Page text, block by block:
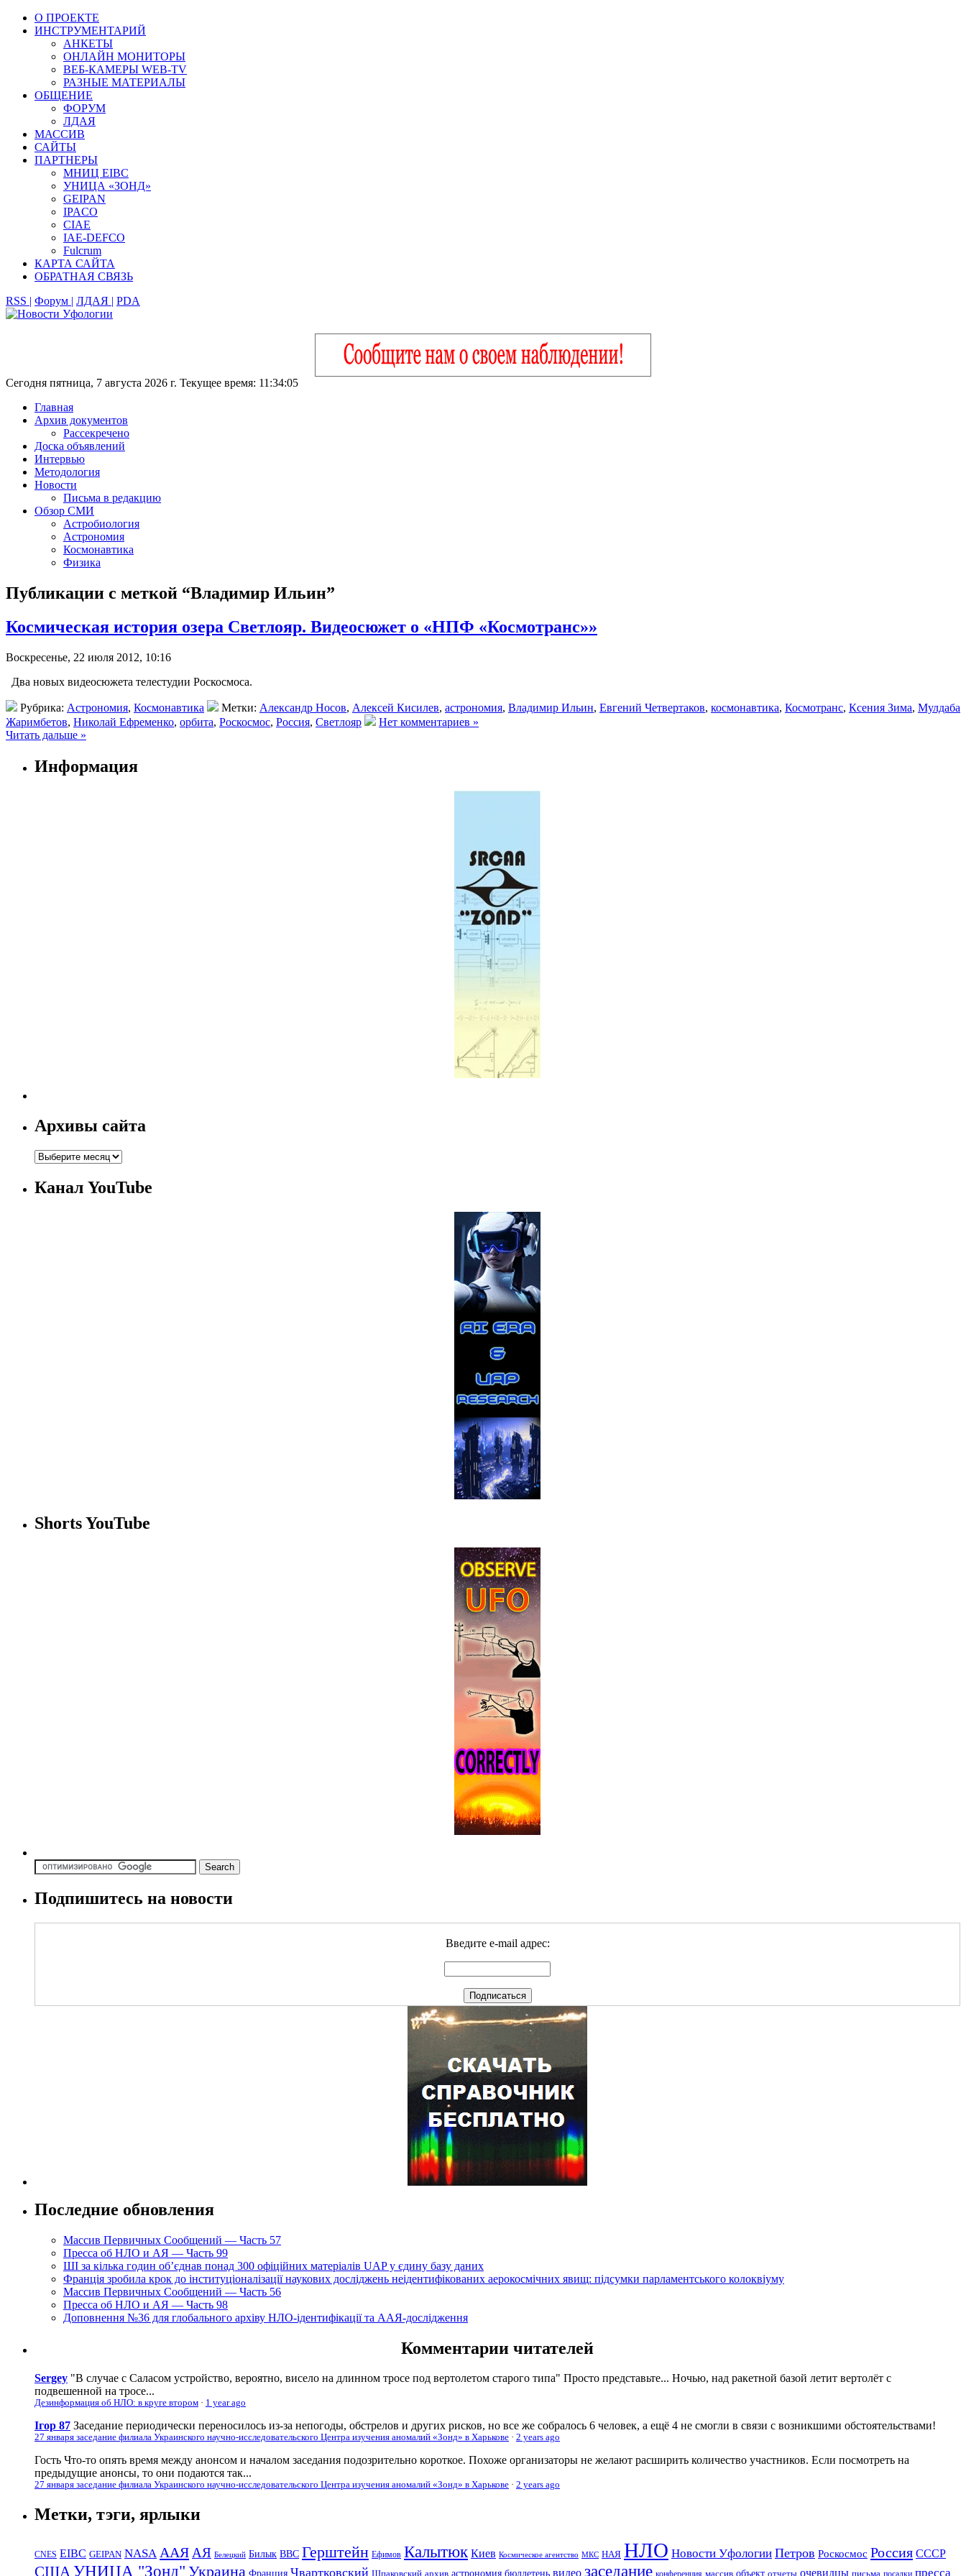
О ПРОЕКТЕ
ИНСТРУМЕНТАРИЙ
АНКЕТЫ
ОНЛАЙН МОНИТОРЫ
ВЕБ-КАМЕРЫ WEB-TV
РАЗНЫЕ МАТЕРИАЛЫ
ОБЩЕНИЕ
ФОРУМ
ЛДАЯ
МАССИВ
САЙТЫ
ПАРТНЕРЫ
МНИЦ EIBC
УНИЦА «ЗОНД»
GEIPAN
IPACO
CIAE
IAE-DEFCO
Fulcrum
КАРТА САЙТА
ОБРАТНАЯ СВЯЗЬ
RSS | Форум | ЛДАЯ | PDA
Сегодня пятница, 7 августа 2026 г. Текущее время: 11:34:06
Главная
Архив документов
Рассекречено
Доска объявлений
Интервью
Методология
Новости
Письма в редакцию
Обзор СМИ
Астробиология
Астрономия
Космонавтика
Физика
Публикации с меткой “Владимир Ильин”
Космическая история озера Светлояр. Видеосюжет о «НПФ «Космотранс»»
Воскресенье, 22 июля 2012, 10:16
Два новых видеосюжета телестудии Роскосмоса.
Рубрика: Астрономия, Космонавтика Метки: Александр Носов, Алексей Кисилев, астрономия, Владимир Ильин, Евгений Четвертаков, космонавтика, Космотранс, Ксения Зима, Мулдаба
Жаримбетов, Николай Ефременко, орбита, Роскосмос, Россия, Светлояр
Нет комментариев »
Читать дальше »
Информация
Архивы сайта
Канал YouTube
Shorts YouTube
Подпишитесь на новости
Введите e-mail адрес:
Последние обновления
Массив Первичных Сообщений — Часть 57
Пресса об НЛО и АЯ — Часть 99
ШІ за кілька годин об’єднав понад 300 офіційних матеріалів UAP у єдину базу даних
Франція зробила крок до інституціоналізації наукових досліджень неідентифікованих аерокосмічних явищ: підсумки парламентського колоквіуму
Массив Первичных Сообщений — Часть 56
Пресса об НЛО и АЯ — Часть 98
Доповнення №36 для глобального архіву НЛО-ідентифікації та ААЯ-дослідження
Комментарии читателей
Sergey "В случае с Саласом устройство, вероятно, висело на длинном тросе под вертолетом старого типа" Просто представьте... Ночью, над ракетной базой летит вертолёт с
подвешенной на тросе...
Дезинформация об НЛО: в круге втором · 1 year ago
Ігор 87 Заседание периодически переносилось из-за непогоды, обстрелов и других рисков, но все же собралось 6 человек, а ещё 4 не смогли в связи с возникшими обстоятельствами!
27 января заседание филиала Украинского научно-исследовательского Центра изучения аномалий «Зонд» в Харькове · 2 years ago
Гость Что-то опять время между анонсом и началом заседания подозрительно короткое. Похоже организаторы не желают расширить количество участников. Если посмотреть на
предыдущие анонсы, то они подаются так...
27 января заседание филиала Украинского научно-исследовательского Центра изучения аномалий «Зонд» в Харькове · 2 years ago
Метки, тэги, ярлыки
CNES EIBC GEIPAN NASA ААЯАЯ Белецкий Билык ВВС Герштейн Ефимов Калытюк Киев Космическое агентство МКС НАЯ НЛО Новости Уфологии Петров Роскосмос Россия СССР
США УНИЦА "Зонд" Украина Франция Чвартковский Шпаковский архив астрономия бюллетень видео заседание массив объект отчеты очевидцы письма посадки пресса